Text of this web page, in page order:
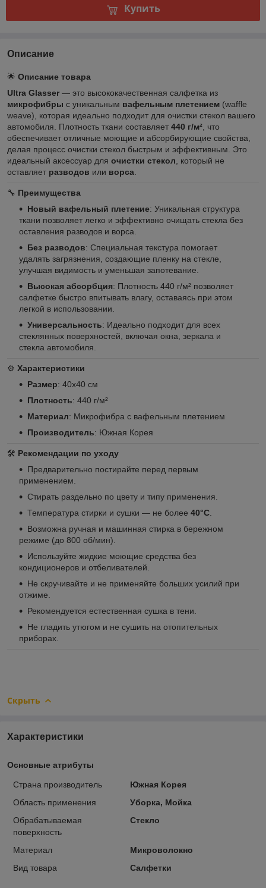
Купить
Описание
🌟 Описание товара
Ultra Glasser — это высококачественная салфетка из
микрофибры с уникальным вафельным плетением (waffle
weave), которая идеально подходит для очистки стекол вашего
автомобиля. Плотность ткани составляет 440 г/м² , что
обеспечивает отличные моющие и абсорбирующие свойства,
делая процесс очистки стекол быстрым и эффективным. Это
идеальный аксессуар для очистки стекол , который не
оставляет разводов или ворса
🔧 Преимущества
Новый вафельный плетение: Уникальная структура
ткани позволяет легко и эффективно очищать стекла без
оставления разводов и ворса.
Без разводов: Специальная текстура помогает
удалять загрязнения, создающие пленку на стекле,
улучшая видимость и уменьшая запотевание.
Высокая абсорбция: Плотность 440 г/м² позволяет
салфетке быстро впитывать влагу, оставаясь при этом
легкой в использовании.
Универсальность: Идеально подходит для всех
стеклянных поверхностей, включая окна, зеркала и
стекла автомобиля.
⚙️ Характеристики
Размер: 40x40 см
Плотность: 440 г/м²
Материал: Микрофибра с вафельным плетением
Производитель: Южная Корея
🛠️ Рекомендации по уходу
Предварительно постирайте перед первым
применением.
Стирать раздельно по цвету и типу применения.
Температура стирки и сушки — не более 40°C
Возможна ручная и машинная стирка в бережном
режиме (до 800 об/мин).
Используйте жидкие моющие средства без
кондиционеров и отбеливателей.
Не скручивайте и не применяйте больших усилий при
отжиме.
Рекомендуется естественная сушка в тени.
Не гладить утюгом и не сушить на отопительных
приборах.
Скрыть
Характеристики
Основные атрибуты
Страна производитель
Южная Корея
Область применения
Уборка, Мойка
Обрабатываемая
поверхность
Стекло
Материал
Микроволокно
Вид товара
Салфетки